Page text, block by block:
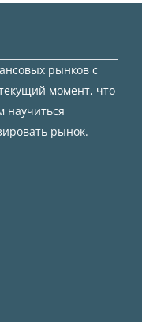
рынков с
момент, что
рынок.